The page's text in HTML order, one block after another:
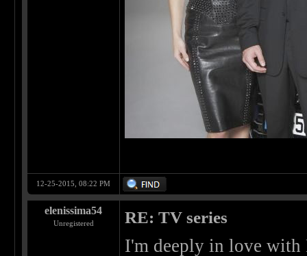
12-25-2015, 08:22 PM
elenissima54
Unregistered RE: TV series
I'm deeply in love with